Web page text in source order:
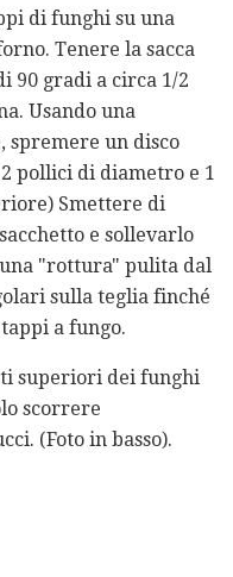
di funghi su una
Tenere la sacca
90 gradi a circa 1/2
Usando una
spremere un disco
pollici di diametro e 1
Smettere di
e sollevarlo
"rottura" pulita dal
sulla teglia finché
a fungo.
superiori dei funghi
scorrere
(Foto in basso).